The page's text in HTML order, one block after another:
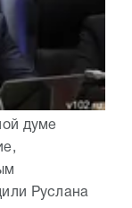
думе
Руслана